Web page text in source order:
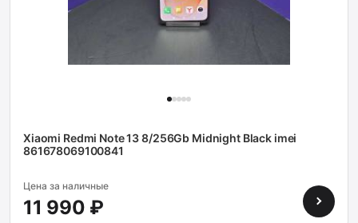
Xiaomi Redmi Note 13 8/256Gb Midnight Black imei
861678069100841
Цена за наличные
11 990 ₽